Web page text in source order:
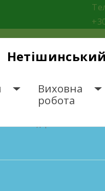
Виховна
робота